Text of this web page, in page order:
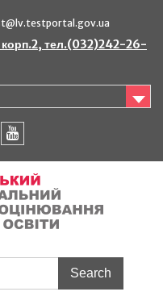
корп.2, тел.(032)242-26-